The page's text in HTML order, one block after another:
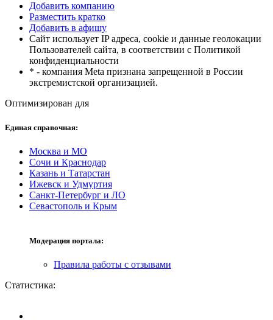
Добавить компанию
Разместить кратко
Добавить в афишу
Сайт использует IP адреса, cookie и данные геолокации
Пользователей сайта, в соответствии с Политикой
конфиденциальности
* - компания Meta признана запрещенной в России
экстремистской организацией.
Оптимизирован для
Единая справочная:
Москва и МО
Сочи и Краснодар
Казань и Татарстан
Ижевск и Удмуртия
Санкт-Петербург и ЛО
Севастополь и Крым
Модерация портала:
Правила работы с отзывами
Статистика: